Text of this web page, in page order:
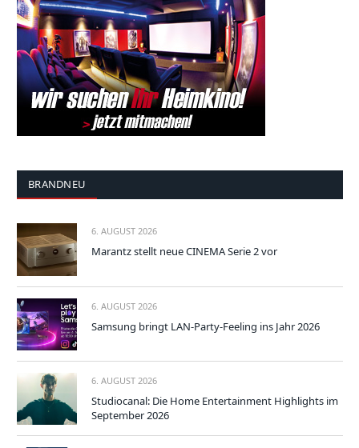
BRANDNEU
6. AUGUST 2026
Marantz stellt neue CINEMA Serie 2 vor
6. AUGUST 2026
Samsung bringt LAN-Party-Feeling ins Jahr 2026
6. AUGUST 2026
Studiocanal: Die Home Entertainment Highlights im
September 2026